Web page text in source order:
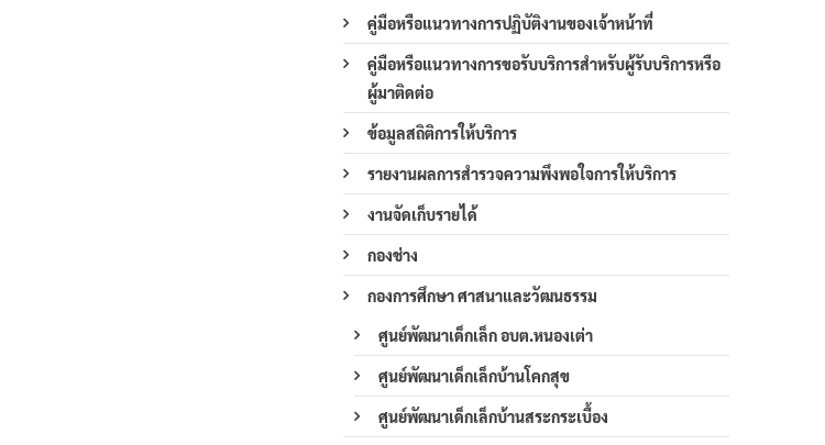
คู่มือหรือแนวทางการปฏิบัติงานของเจ้าหน้าที่
คู่มือหรือแนวทางการขอรับบริการสำหรับผู้รับบริการหรือ
ผู้มาติดต่อ
ข้อมูลสถิติการให้บริการ
รายงานผลการสำรวจความพึงพอใจการให้บริการ
งานจัดเก็บรายได้
กองช่าง
กองการศึกษา ศาสนาและวัฒนธรรม
ศูนย์พัฒนาเด็กเล็ก อบต.หนองเต่า
ศูนย์พัฒนาเด็กเล็กบ้านโคกสุข
ศูนย์พัฒนาเด็กเล็กบ้านสระกระเบื้อง